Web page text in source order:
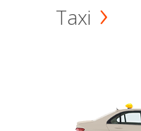
Taxi